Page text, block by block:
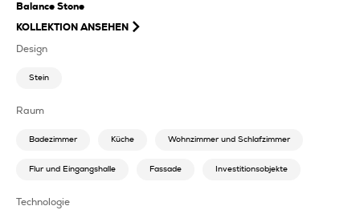
Balance Stone
KOLLEKTION ANSEHEN
Design
Stein
Raum
Badezimmer Küche Wohnzimmer und Schlafzimmer
Flur und Eingangshalle Fassade Investitionsobjekte
Technologie